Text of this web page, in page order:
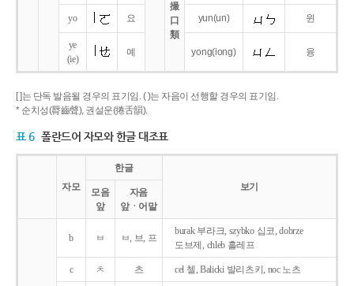
撮
口
類
yo 요 yun(un) 윈
ye
(ie)
예 yong(iong) 융
[ ]는 단독 발음될 경우의 표기임. ( )는 자음이 선행할 경우의 표기임.
* 순치성(脣齒聲), 권설운(捲舌韻).
표 6 폴란드어 자모와 한글 대조표
자모
한글
보기
모음
앞
자음
앞ㆍ어말
b ㅂ ㅂ, 브, 프
burak 부라크, szybko 십코, dobrze
도브제, chleb 흘레프
c ㅊ 츠 cel 첼, Balicki 발리츠키, noc 노츠